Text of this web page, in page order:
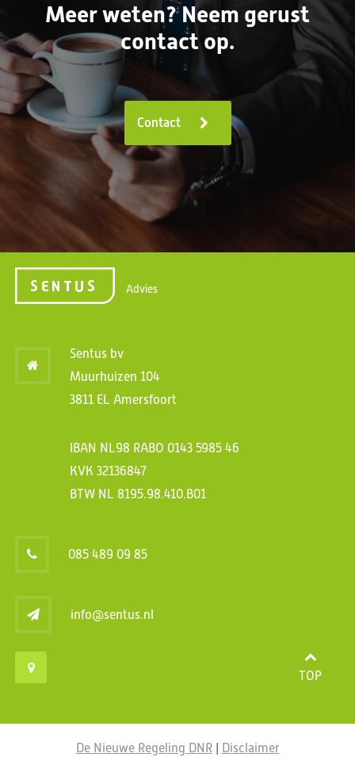
Meer weten? Neem gerust
contact op.
Contact
Advies
Sentus bv
Muurhuizen 104
3811 EL Amersfoort
IBAN NL98 RABO 0143 5985 46
KVK 32136847
BTW NL 8195.98.410.B01
085 489 09 85
info@sentus.nl
TOP
De Nieuwe Regeling DNR| Disclaimer